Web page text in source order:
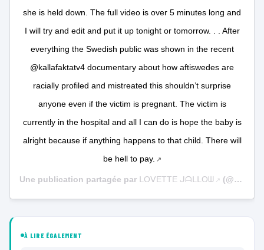
she is held down. The full video is over 5 minutes long and
I will try and edit and put it up tonight or tomorrow. . . After
everything the Swedish public was shown in the recent
@kallafaktatv4 documentary about how aftiswedes are
racially profiled and mistreated this shouldn’t surprise
anyone even if the victim is pregnant. The victim is
currently in the hospital and all I can do is hope the baby is
alright because if anything happens to that child. There will
be hell to pay.
Une publication partagée par ᒪOᐯETTE ᒍᗩᒪᒪOᗯ (@action4humanity_se) le
À LIRE ÉGALEMENT